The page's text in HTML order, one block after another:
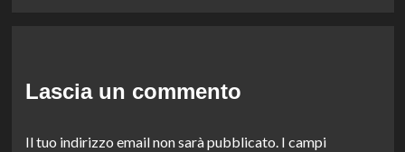
Lascia un commento
Il tuo indirizzo email non sarà pubblicato. I campi